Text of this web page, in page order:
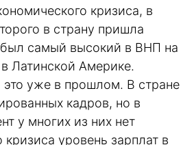
кризиса, в
в страну пришла
самый высокий в ВНП на
Латинской Америке.
уже в прошлом. В стране
кадров, но в
у многих из них нет
уровень зарплат в